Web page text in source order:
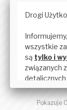
OPINIE
Twoja
Pokazuje